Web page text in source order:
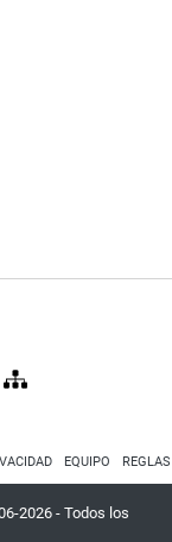
EQUIPO
2026 - Todos los